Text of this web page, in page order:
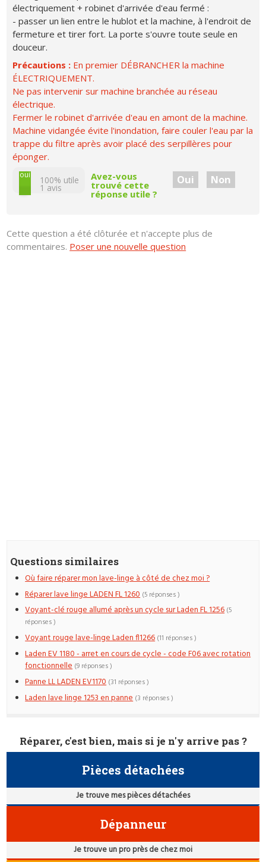
électriquement + robinet d'arrivée d'eau fermé :
- passer un lien entre le hublot et la machine, à l'endroit de
fermeture et tirer fort. La porte s'ouvre toute seule en
douceur.
Précautions : En premier DÉBRANCHER la machine
ÉLECTRIQUEMENT.
Ne pas intervenir sur machine branchée au réseau
électrique.
Fermer le robinet d'arrivée d'eau en amont de la machine.
Machine vidangée évite l'inondation, faire couler l'eau par la
trappe du filtre après avoir placé des serpillères pour
éponger.
non
oui 100% utile
1 avis
Avez-vous
trouvé cette
réponse utile ?
Oui Non
Cette question a été clôturée et n'accepte plus de
commentaires. Poser une nouvelle question
Questions similaires
Où faire réparer mon lave-linge à côté de chez moi ?
Réparer lave linge LADEN FL 1260 (5 réponses )
Voyant-clé rouge allumé après un cycle sur Laden FL 1256 (5
réponses )
Voyant rouge lave-linge Laden fl1266 (11 réponses )
Laden EV 1180 - arret en cours de cycle - code F06 avec rotation
fonctionnelle (9 réponses )
Panne LL LADEN EV1170 (31 réponses )
Laden lave linge 1253 en panne (3 réponses )
Réparer, c'est bien, mais si je n'y arrive pas ?
Pièces détachées
Je trouve mes pièces détachées
Dépanneur
Je trouve un pro près de chez moi